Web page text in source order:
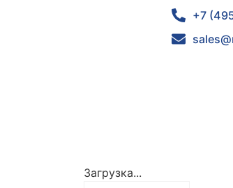
+7
Загрузка...